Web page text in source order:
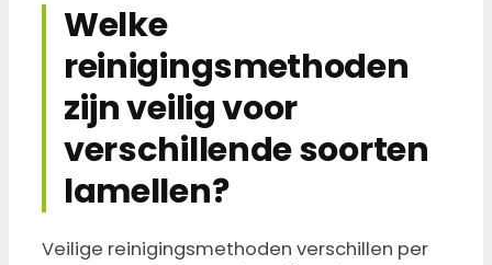
Welke
reinigingsmethoden
zijn veilig voor
verschillende soorten
lamellen?
Veilige reinigingsmethoden verschillen per